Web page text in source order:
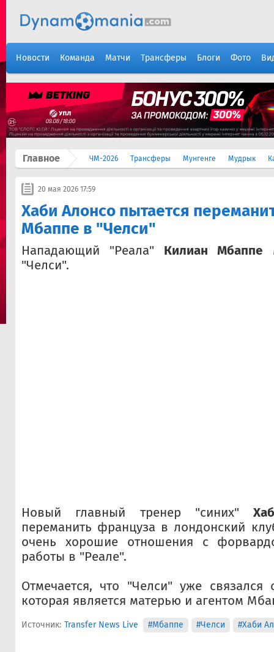
Новости Команда Матчи Трансферы Блоги Фото
Главное ЧМ-2026 Трансферы Мунгенге Мудрык
20 мая 2026 17:59
Хаби Алонсо пытается
Мбаппе в "Челси"
Нападающий "Реала" Килиан Мбаппе
"Челси".
Новый главный тренер "синих"
переманить француза в лондонский
очень хорошие отношения с
работы в "Реале".
Отмечается, что "Челси" уже
которая является матерью и агентом
Источник: Transfer News Live #Мбаппе #Челси #Хаби